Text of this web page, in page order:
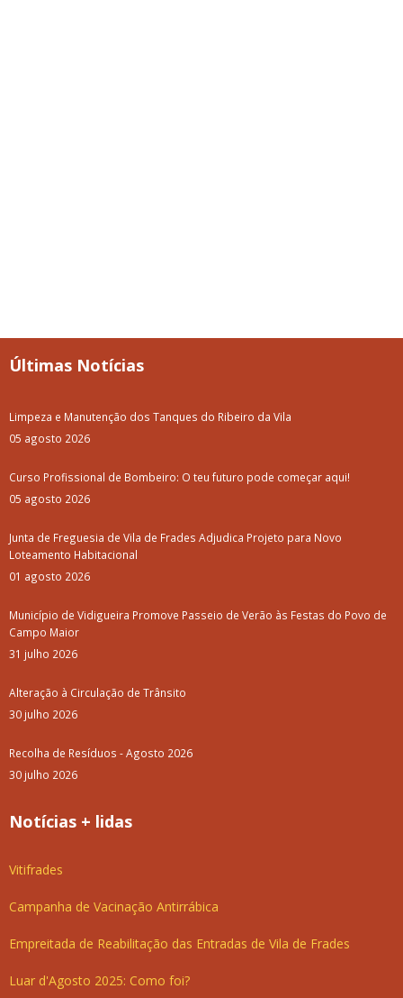
Últimas Notícias
Limpeza e Manutenção dos Tanques do Ribeiro da Vila
05 agosto 2026
Curso Profissional de Bombeiro: O teu futuro pode começar aqui!
05 agosto 2026
Junta de Freguesia de Vila de Frades Adjudica Projeto para Novo
Loteamento Habitacional
01 agosto 2026
Município de Vidigueira Promove Passeio de Verão às Festas do Povo de
Campo Maior
31 julho 2026
Alteração à Circulação de Trânsito
30 julho 2026
Recolha de Resíduos - Agosto 2026
30 julho 2026
Notícias + lidas
Vitifrades
Campanha de Vacinação Antirrábica
Empreitada de Reabilitação das Entradas de Vila de Frades
Luar d'Agosto 2025: Como foi?